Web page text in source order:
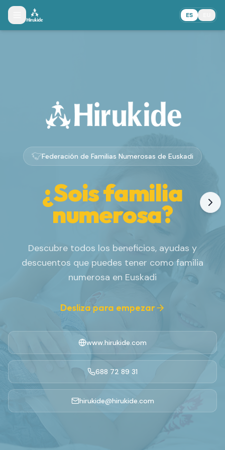
ES
Federación de Familias Numerosas de Euskadi
¿Sois familia
numerosa?
Descubre todos los beneficios, ayudas y
descuentos que puedes tener como familia
numerosa en Euskadi
Desliza para empezar
www.hirukide.com
688 72 89 31
hirukide@hirukide.com